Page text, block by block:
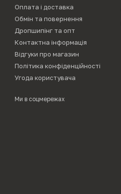
Оплата і доставка
Обмін та повернення
Дропшипінг та опт
Контактна інформація
Відгуки про магазин
Політика конфіденційності
Угода користувача
Ми в соцмережах